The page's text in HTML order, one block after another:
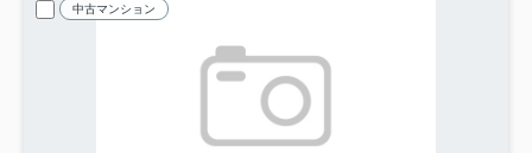
中古マンション